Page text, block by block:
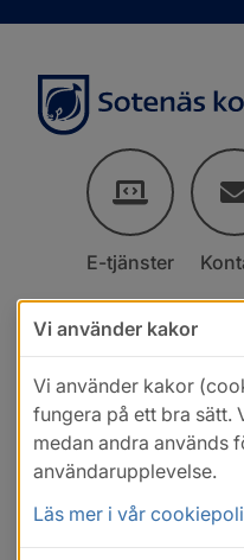
E-tjänster
Vi använder kakor
Vi använder kakor
fungera på ett bra sätt.
medan andra används
användarupplevelse.
Läs mer i vår